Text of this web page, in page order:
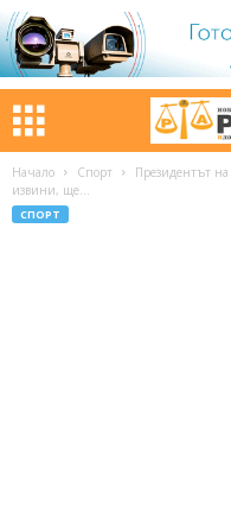
Начало Спорт
Президентът
извини, ще...
СПОРТ